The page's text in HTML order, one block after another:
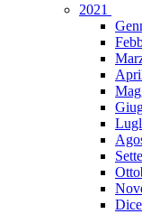
2021